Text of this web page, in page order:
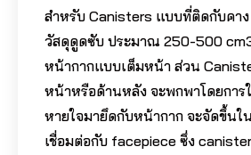
สำหรับ Canisters แบบที่ติดกับคา
วัสดุดูดซับ ประมาณ 250-500
หน้ากากแบบเต็มหน้า ส่วน
หน้าหรือด้านหลัง จะพกพาโดยการ
หายใจมายึดกับหน้ากาก จะจัดขึ้นใ
เชื่อมต่อกับ facepiece ซึ่ง